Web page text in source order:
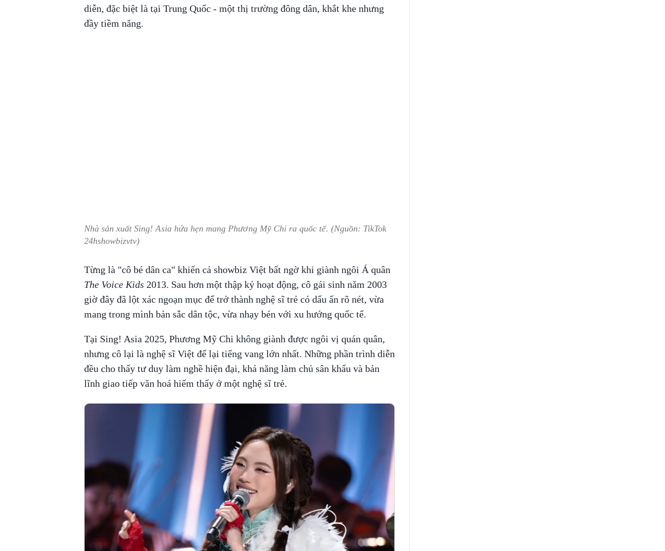
diễn, đặc biệt là tại Trung Quốc - một thị trường đông dân, khắt khe nhưng
đầy tiềm năng.
Nhà sản xuất Sing! Asia hứa hẹn mang Phương Mỹ Chi ra quốc tế. (Nguồn: TikTok
24hshowbizvtv)
Từng là "cô bé dân ca" khiến cả showbiz Việt bất ngờ khi giành ngôi Á quân
The Voice Kids 2013. Sau hơn một thập kỷ hoạt động, cô gái sinh năm 2003
giờ đây đã lột xác ngoạn mục để trở thành nghệ sĩ trẻ có dấu ấn rõ nét, vừa
mang trong mình bản sắc dân tộc, vừa nhạy bén với xu hướng quốc tế.
Tại Sing! Asia 2025, Phương Mỹ Chi không giành được ngôi vị quán quân,
nhưng cô lại là nghệ sĩ Việt để lại tiếng vang lớn nhất. Những phần trình diễn
đều cho thấy tư duy làm nghề hiện đại, khả năng làm chủ sân khấu và bản
lĩnh giao tiếp văn hoá hiếm thấy ở một nghệ sĩ trẻ.